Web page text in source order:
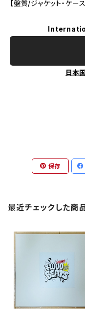
【盤質/ジャケット・ケー
日本
保存
最近チェックした商